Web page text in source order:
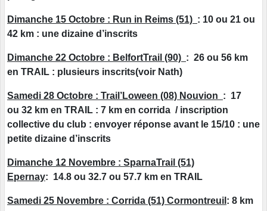
Dimanche 15 Octobre : Run in Reims (51) : 10 ou 21 ou
42 km : une dizaine d’inscrits
Dimanche 22 Octobre : BelfortTrail (90) : 26 ou 56 km
en TRAIL : plusieurs inscrits(voir Nath)
Samedi 28 Octobre : Trail’Loween (08) Nouvion : 17
ou 32 km en TRAIL : 7 km en corrida / inscription
collective du club : envoyer réponse avant le 15/10 : une
petite dizaine d’inscrits
Dimanche 12 Novembre : SparnaTrail (51)
Epernay: 14.8 ou 32.7 ou 57.7 km en TRAIL
Samedi 25 Novembre : Corrida (51) Cormontreuil : 8 km